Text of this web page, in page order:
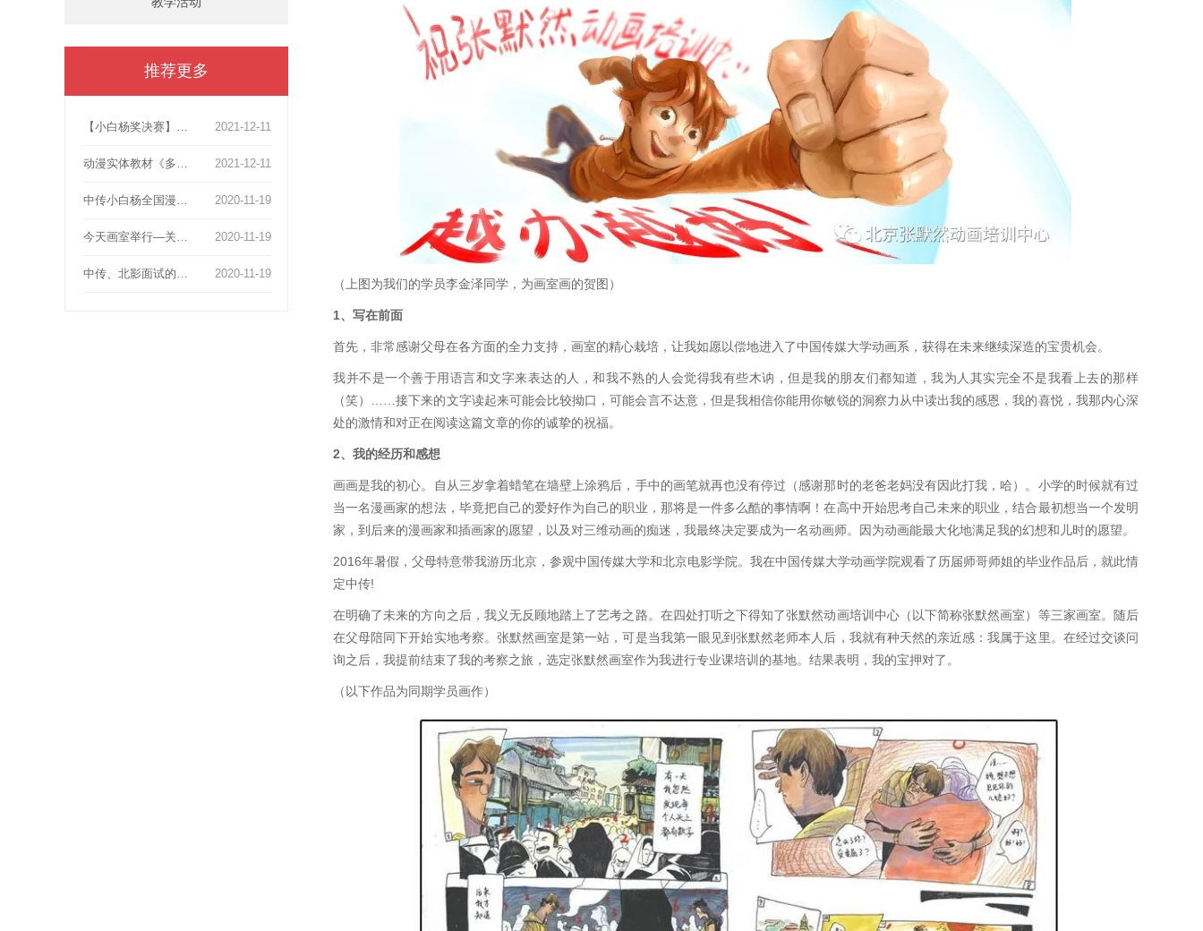
推荐更多
【小白杨奖决赛】张默然动画获奖51人次！其中漫画故事类获奖49人，占获奖总额1/2。一等奖4人，二等奖13人 ，三等奖11人。 2021-12-11
动漫实体教材《多格漫画、游戏中传北影高考教材》上线啦!分享知识，图书带你探索动画梦想！ 2021-12-11
中传小白杨全国漫画共计110获奖名额，张默然画室独占39人 2020-11-19
今天画室举行—关于2020年动画高考第一次报考会！ 2020-11-19
中传、北影面试的时候需要注意什么？ 2020-11-19
（上图为我们的学员李金泽同学，为画室画的贺图）
1、写在前面
首先，非常感谢父母在各方面的全力支持，画室的精心栽培，让我如愿以偿地进入了中国传媒大学动画系，获得在未来继续深造的宝贵机会。
我并不是一个善于用语言和文字来表达的人，和我不熟的人会觉得我有些木讷，但是我的朋友们都知道，我为人其实完全不是我看上去的那样
（笑）……接下来的文字读起来可能会比较拗口，可能会言不达意，但是我相信你能用你敏锐的洞察力从中读出我的感恩，我的喜悦，我那内心深
处的激情和对正在阅读这篇文章的你的诚挚的祝福。
2、我的经历和感想
画画是我的初心。自从三岁拿着蜡笔在墙壁上涂鸦后，手中的画笔就再也没有停过（感谢那时的老爸老妈没有因此打我，哈）。小学的时候就有过
当一名漫画家的想法，毕竟把自己的爱好作为自己的职业，那将是一件多么酷的事情啊！在高中开始思考自己未来的职业，结合最初想当一个发明
家，到后来的漫画家和插画家的愿望，以及对三维动画的痴迷，我最终决定要成为一名动画师。因为动画能最大化地满足我的幻想和儿时的愿望。
2016年暑假，父母特意带我游历北京，参观中国传媒大学和北京电影学院。我在中国传媒大学动画学院观看了历届师哥师姐的毕业作品后，就此情
定中传!
在明确了未来的方向之后，我义无反顾地踏上了艺考之路。在四处打听之下得知了张默然动画培训中心（以下简称张默然画室）等三家画室。随后
在父母陪同下开始实地考察。张默然画室是第一站，可是当我第一眼见到张默然老师本人后，我就有种天然的亲近感：我属于这里。在经过交谈问
询之后，我提前结束了我的考察之旅，选定张默然画室作为我进行专业课培训的基地。结果表明，我的宝押对了。
（以下作品为同期学员画作）